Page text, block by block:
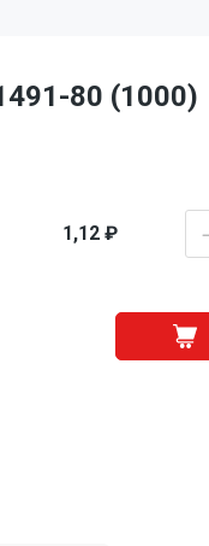
80 (1000)
1,12 ₽